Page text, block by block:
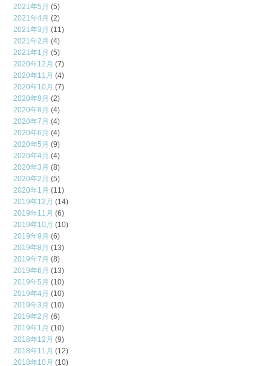
2021年5月 (5)
2021年4月 (2)
2021年3月 (11)
2021年2月 (4)
2021年1月 (5)
2020年12月 (7)
2020年11月 (4)
2020年10月 (7)
2020年9月 (2)
2020年8月 (4)
2020年7月 (4)
2020年6月 (4)
2020年5月 (9)
2020年4月 (4)
2020年3月 (8)
2020年2月 (5)
2020年1月 (11)
2019年12月 (14)
2019年11月 (6)
2019年10月 (10)
2019年9月 (6)
2019年8月 (13)
2019年7月 (8)
2019年6月 (13)
2019年5月 (10)
2019年4月 (10)
2019年3月 (10)
2019年2月 (6)
2019年1月 (10)
2018年12月 (9)
2018年11月 (12)
2018年10月 (10)